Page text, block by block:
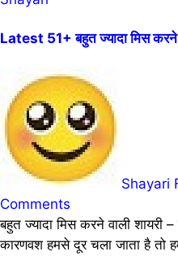
Latest 51+ बहुत ज्यादा मिस करने
Shayari
Comments
बहुत ज्यादा मिस करने वाली शायरी – जब कोई हमारा चाहने वाला किसी
कारणवश हमसे दूर चला जाता है तो